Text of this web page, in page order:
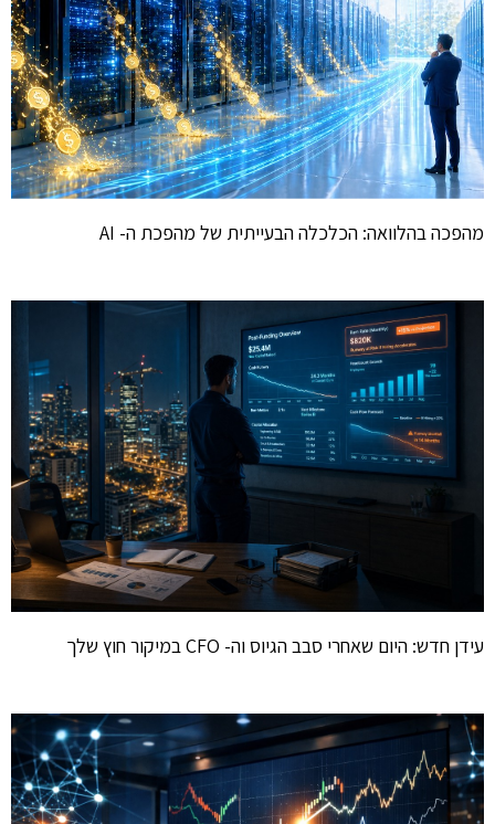
מהפכה בהלוואה: הכלכלה הבעייתית של מהפכת ה- AI
עידן חדש: היום שאחרי סבב הגיוס וה- CFO במיקור חוץ שלך